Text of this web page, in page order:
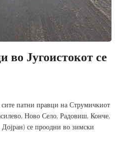
во Југоистокот се
патни правци на Струмичкиот
Ново Село, Радовиш, Конче,
Дојран) се проодни во зимски